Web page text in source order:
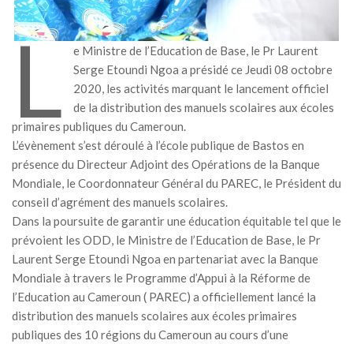
L
e Ministre de l’Education de Base, le Pr Laurent
Serge Etoundi Ngoa a présidé ce Jeudi 08 octobre
2020, les activités marquant le lancement officiel
de la distribution des manuels scolaires aux écoles
primaires publiques du Cameroun.
L’évènement s’est déroulé à l’école publique de Bastos en
présence du Directeur Adjoint des Opérations de la Banque
Mondiale, le Coordonnateur Général du PAREC, le Président du
conseil d’agrément des manuels scolaires.
Dans la poursuite de garantir une éducation équitable tel que le
prévoient les ODD, le Ministre de l’Education de Base, le Pr
Laurent Serge Etoundi Ngoa en partenariat avec la Banque
Mondiale à travers le Programme d’Appui à la Réforme de
l’Education au Cameroun ( PAREC) a officiellement lancé la
distribution des manuels scolaires aux écoles primaires
publiques des 10 régions du Cameroun au cours d’une